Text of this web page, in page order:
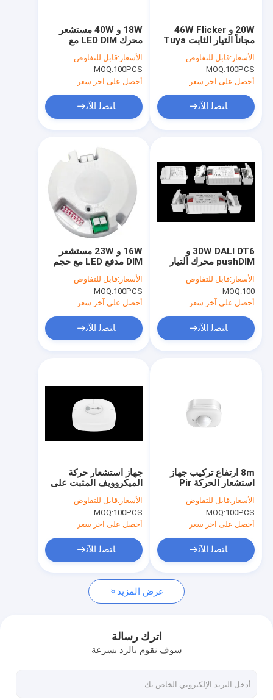
برنامج VR
مراقبة الجودة
اتصل بنا
أخبار
الميكروويف استشعار الحركة
18W و 40W مستشعر
محرك LED DIM مع
خيارات التيار المتعددة
اختيار درجة حرارة اللون
الأسعار:قابل للتفاوض
MOQ:100PCS
أحصل على آخر سعر
ﺎﺘﺼﻟ ﺍﻶﻧ
20W و 46W Flicker
مجاناً التيار الثابت Tuya
Bluetooth مدفوع LED
الأسعار:قابل للتفاوض
MOQ:100PCS
أحصل على آخر سعر
ﺎﺘﺼﻟ ﺍﻶﻧ
16W و 23W مستشعر
DIM مدفع LED مع حجم
مضغوط، سهلة للتثبيت
الأسعار:قابل للتفاوض
MOQ:100PCS
أحصل على آخر سعر
ﺎﺘﺼﻟ ﺍﻶﻧ
30W DALI DT6 و
pushDIM محرك التيار
الثابت القابل للتخفيف
للضوء السفلي LED
الأسعار:قابل للتفاوض
MOQ:100
أحصل على آخر سعر
ﺎﺘﺼﻟ ﺍﻶﻧ
جهاز استشعار حركة
الميكروويف المثبت على
ارتفاع تركيب 30 متر
نطاق الكشف
الأسعار:قابل للتفاوض
MOQ:100PCS
أحصل على آخر سعر
ﺎﺘﺼﻟ ﺍﻶﻧ
8m ارتفاع تركيب جهاز
استشعار الحركة Pir
/ OFF وظيفة
الأسعار:قابل للتفاوض
MOQ:100PCS
أحصل على آخر سعر
ﺎﺘﺼﻟ ﺍﻶﻧ
عرض المزيد
اترك رسالة
سوف نقوم بالرد بسرعة